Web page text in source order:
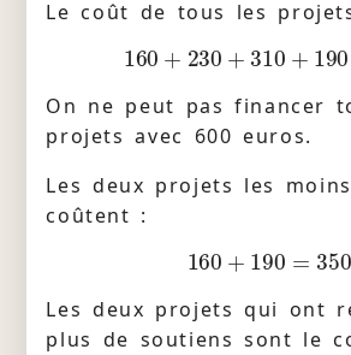
Le coût de tous les
160 + 230 + 310 + 190
On ne peut pas financer
projets avec 600 euros.
Les deux projets les
coûtent :
160 + 190 =350
Les deux projets qui ont
plus de soutiens sont le